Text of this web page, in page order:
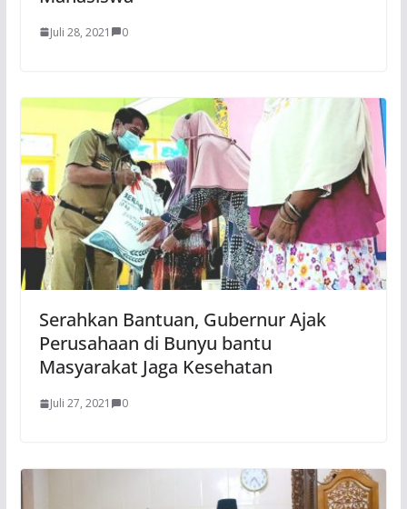
Juli 28, 2021 0
Serahkan Bantuan, Gubernur Ajak
Perusahaan di Bunyu bantu
Masyarakat Jaga Kesehatan
Juli 27, 2021 0